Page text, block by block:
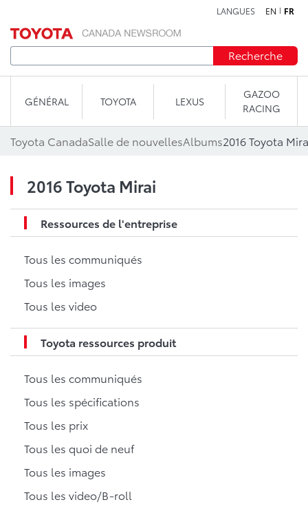
LANGUES EN FR
Recherche
GÉNÉRAL TOYOTA LEXUS
GAZOO
RACING
Toyota CanadaSalle de nouvellesAlbums2016 Toyota
2016 Toyota Mirai
Ressources de l'entreprise
Tous les communiqués
Tous les images
Tous les video
Toyota ressources produit
Tous les communiqués
Tous les spécifications
Tous les prix
Tous les quoi de neuf
Tous les images
Tous les video/B-roll